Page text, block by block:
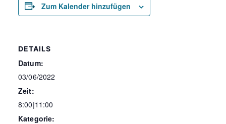
Zum Kalender hinzufügen
DETAILS
Datum:
03/06/2022
Zeit:
8:00|11:00
Kategorie: